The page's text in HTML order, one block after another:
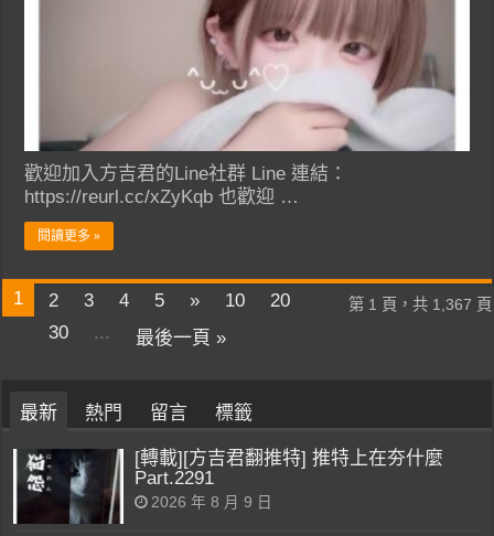
歡迎加入方吉君的Line社群 Line 連結：
https://reurl.cc/xZyKqb 也歡迎 …
閱讀更多 »
第 1 頁，共 1,367 頁
1 2 3 4 5 » 10
20
30
... 最後一頁 »
最新 熱門 留言 標籤
[轉載][方吉君翻推特] 推特上在夯什麼
Part.2291
2026 年 8 月 9 日